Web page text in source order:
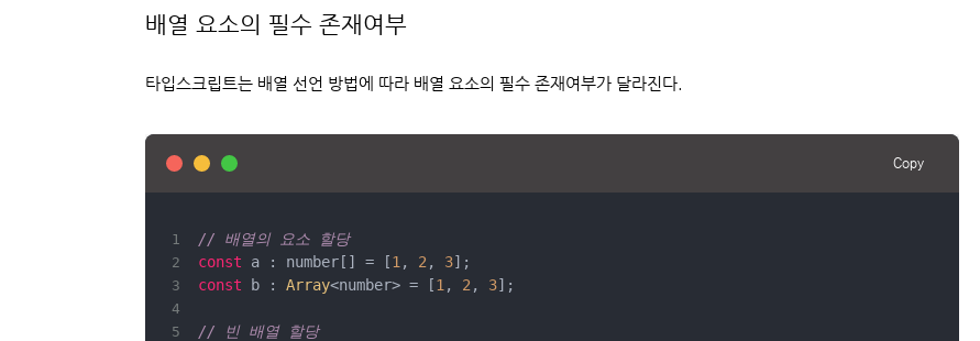
배열 요소의 필수 존재여부
타입스크립트는 배열 선언 방법에 따라 배열 요소의 필수 존재여부가 달라진다.
Copy
// 배열의 요소 할당
const a : number[] = [1 , 2 , 3
const b : Array<number> = [1 , 2 , 3
// 빈 배열 할당